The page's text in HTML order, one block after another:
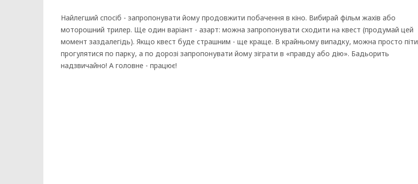
Найлегший спосіб - запропонувати йому продовжити побачення в кіно. Вибирай фільм жахів або
моторошний трилер. Ще один варіант - азарт: можна запропонувати сходити на квест (продумай цей
момент заздалегідь). Якщо квест буде страшним - ще краще. В крайньому випадку, можна просто піти
прогулятися по парку, а по дорозі запропонувати йому зіграти в «правду або дію». Бадьорить
надзвичайно! А головне - працює!